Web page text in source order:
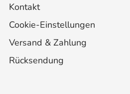
Kontakt
Cookie-Einstellungen
Versand & Zahlung
Rücksendung